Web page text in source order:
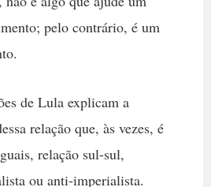
pelo contrário, é um
de Lula explicam a
relação que, às vezes, é
relação sul-sul,
ou anti-imperialista.